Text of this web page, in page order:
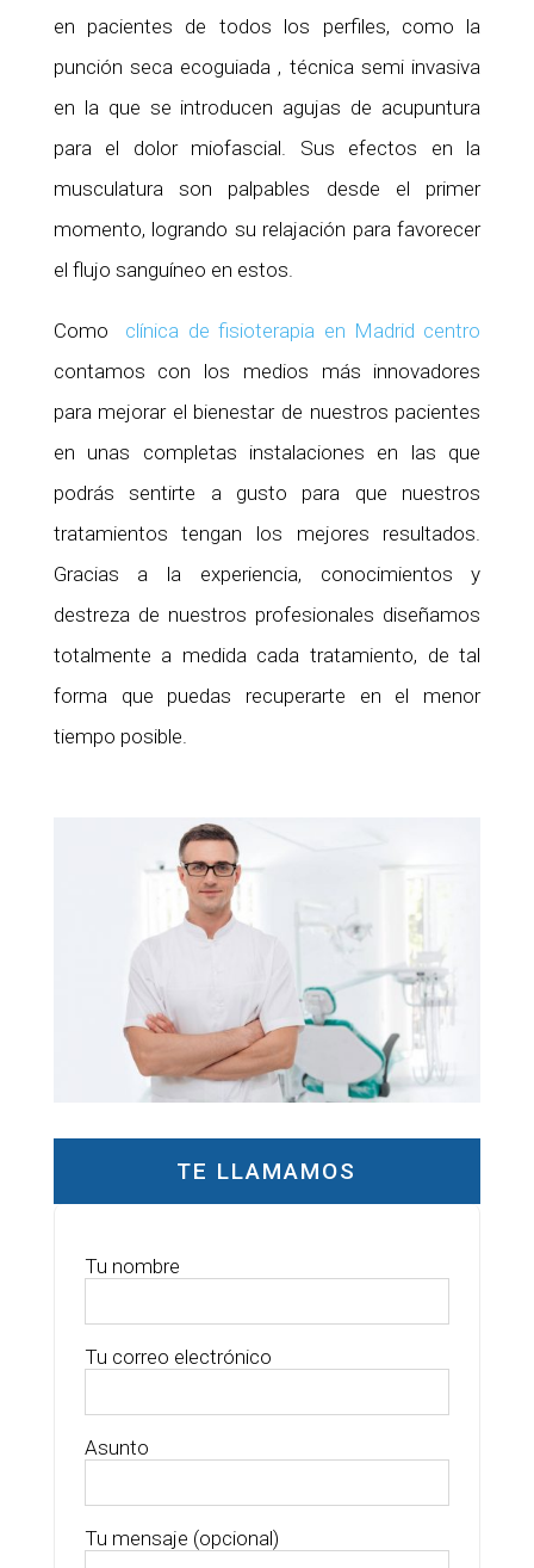
en pacientes de todos los perfiles, como la
punción seca ecoguiada , técnica semi invasiva
en la que se introducen agujas de acupuntura
para el dolor miofascial. Sus efectos en la
musculatura son palpables desde el primer
momento, logrando su relajación para favorecer
el flujo sanguíneo en estos.
Como clínica de fisioterapia en Madrid centro
contamos con los medios más innovadores
para mejorar el bienestar de nuestros pacientes
en unas completas instalaciones en las que
podrás sentirte a gusto para que nuestros
tratamientos tengan los mejores resultados.
Gracias a la experiencia, conocimientos y
destreza de nuestros profesionales diseñamos
totalmente a medida cada tratamiento, de tal
forma que puedas recuperarte en el menor
tiempo posible.
TE LLAMAMOS
Tu nombre
Tu correo electrónico
Asunto
Tu mensaje (opcional)